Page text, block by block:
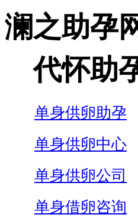
澜之助孕
代怀助
单身供卵助孕
单身供卵中心
单身供卵公司
单身借卵咨询